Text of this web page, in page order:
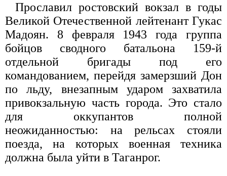
Прославил ростовский вокзал в годы
Великой Отечественной лейтенант Гукас
Мадоян. 8 февраля 1943 года группа
бойцов сводного батальона 159-й
отдельной бригады под его
командованием, перейдя замерзший Дон
по льду, внезапным ударом захватила
привокзальную часть города. Это стало
для оккупантов полной
неожиданностью: на рельсах стояли
поезда, на которых военная техника
должна была уйти в Таганрог.